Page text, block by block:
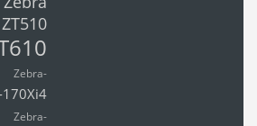
Zebra-
Zebra-